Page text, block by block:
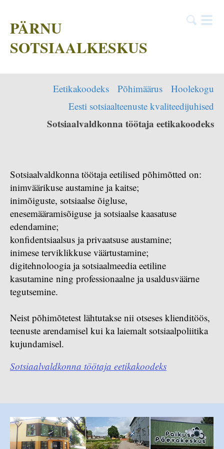
PÄRNU
SOTSIAALKESKUS
Eetikakoodeks Põhimäärus
Hoolekogu
Eesti sotsiaalteenuste kvaliteedijuhised
Sotsiaalvaldkonna töötaja eetikakoodeks
Sotsiaalvaldkonna töötaja eetilised põhimõtted on:
inimväärikuse austamine ja kaitse;
inimõiguste, sotsiaalse õigluse,
enesemääramisõiguse ja sotsiaalse kaasatuse
edendamine;
konfidentsiaalsus ja privaatsuse austamine;
inimese terviklikkuse väärtustamine;
digitehnoloogia ja sotsiaalmeedia eetiline
kasutamine ning professionaalne ja usaldusväärne
tegutsemine.
Neist põhimõtetest lähtutakse nii otseses klienditöös,
teenuste arendamisel kui ka laiemalt sotsiaalpoliitika
kujundamisel.
Sotsiaalvaldkonna töötaja eetikakoodeks